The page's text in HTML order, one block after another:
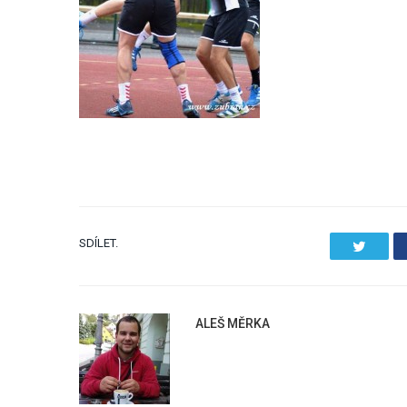
SDÍLET.
ALEŠ MĚRKA